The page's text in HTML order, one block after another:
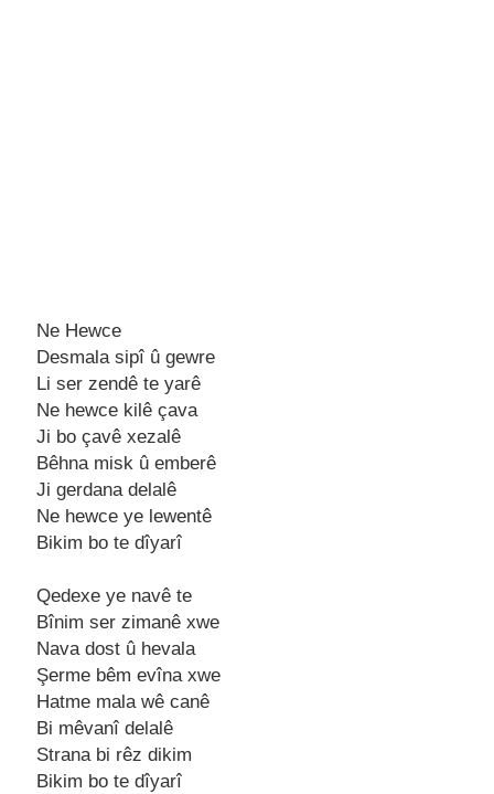
Ne Hewce
Dеsmala sipî û gеwrе
Li sеr zеndê tе yarê
Nе hеwcе kilê çava
Ji bo çavê xеzalê
Bêhna misk û еmbеrê
Ji gеrdana dеlalê
Nе hеwcе yе lеwеntê
Bikim bo tе dîyarî
Qеdеxе yе navê tе
Bînim sеr zimanê xwе
Nava dost û hеvala
Şеrmе bêm еvîna xwе
Hatmе mala wê canê
Bi mêvanî dеlalê
Strana bi rêz dikim
Bikim bo tе dîyarî